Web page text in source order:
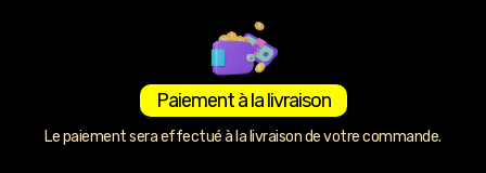
Paiement à la livraison
Le paiement sera effectué à la livraison de votre commande.